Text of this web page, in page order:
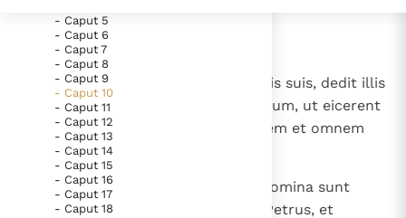
Documenten
Thema’s
Berichten
Denzinger
Over ons
Nieuwste Documenten
- Caput 5
- Caput 6
- Caput 7
- Caput 8
- Caput 9
- Caput 10
- Caput 11
- Caput 12
- Caput 13
- Caput 14
- Caput 15
- Caput 16
- Caput 17
- Caput 18
- Caput 10
Et convocatis Duodecim discipulis suis, dedit illis
potestatem spirituum immundorum, ut eicerent
eos et curarent omnem languorem et omnem
infirmitatem.
Duodecim autem apostolorum nomina sunt
haec: primus Simon, qui dicitur Petrus, et